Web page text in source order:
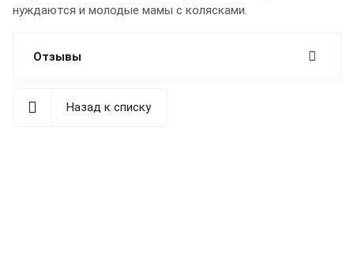
нуждаются и молодые мамы с колясками.
Отзывы
Назад к списку